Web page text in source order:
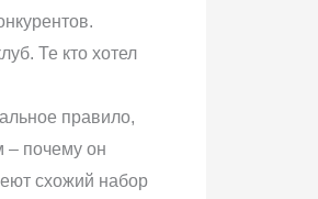
Те кто хотел
правило,
– почему он
схожий набор